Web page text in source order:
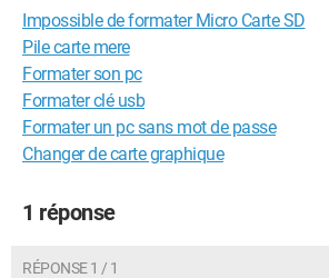
Impossible de formater Micro Carte SD
Pile carte mere
Formater son pc
Formater clé usb
Formater un pc sans mot de passe
Changer de carte graphique
1 réponse
RÉPONSE 1 / 1